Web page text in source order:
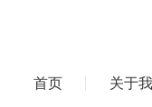
首页 关于